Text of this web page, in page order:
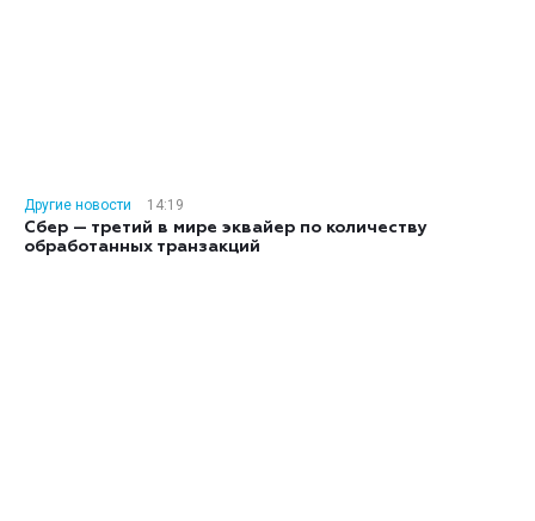
Другие новости
14:19
Сбер — третий в мире эквайер по количеству
обработанных транзакций